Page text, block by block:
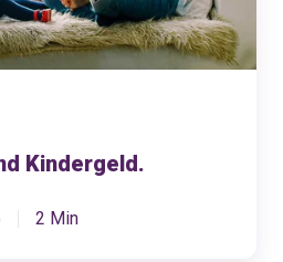
Kindergeld.
2 Min